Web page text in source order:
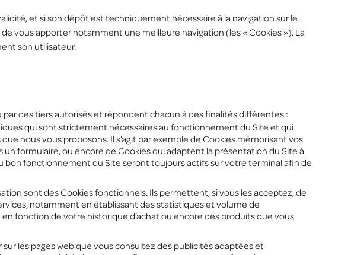
et si son dépôt est techniquement nécessaire à la navigation sur le
vous apporter notamment une meilleure navigation (les « Cookies »). La
son utilisateur.
des tiers autorisés et répondent chacun à des finalités différentes :
qui sont strictement nécessaires au fonctionnement du Site et qui
nous vous proposons. Il s’agit par exemple de Cookies mémorisant vos
formulaire, ou encore de Cookies qui adaptent la présentation du Site à
bon fonctionnement du Site seront toujours actifs sur votre terminal afin de
sont des Cookies fonctionnels. Ils permettent, si vous les acceptez, de
notamment en établissant des statistiques et volume de
fonction de votre historique d’achat ou encore des produits que vous
les pages web que vous consultez des publicités adaptées et